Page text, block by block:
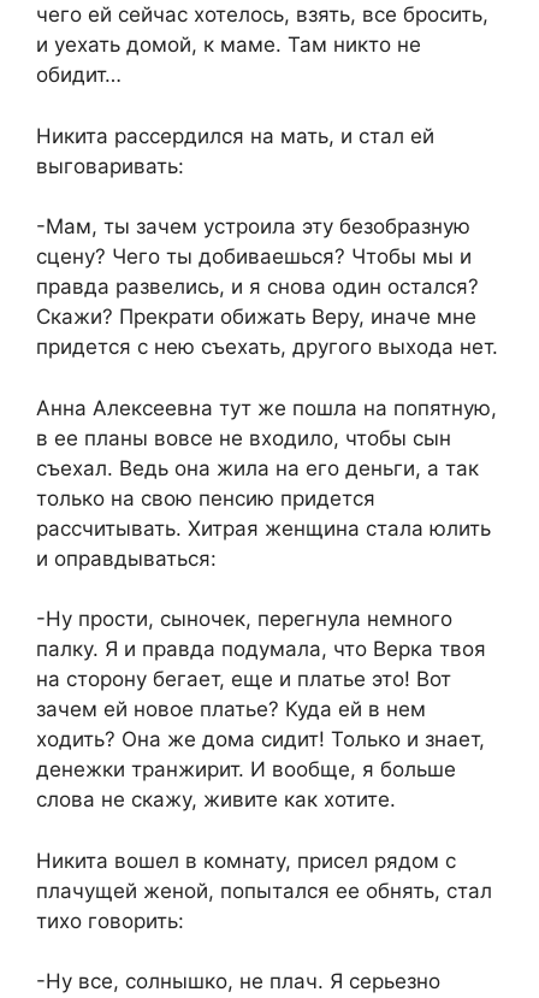
чего ей сейчас хотелось, взять, все бросить,
и уехать домой, к маме. Там никто не
обидит…
Никита рассердился на мать, и стал ей
выговаривать:
-Мам, ты зачем устроила эту безобразную
сцену? Чего ты добиваешься? Чтобы мы и
правда развелись, и я снова один остался?
Скажи? Прекрати обижать Веру, иначе мне
придется с нею съехать, другого выхода нет.
Анна Алексеевна тут же пошла на попятную,
в ее планы вовсе не входило, чтобы сын
съехал. Ведь она жила на его деньги, а так
только на свою пенсию придется
рассчитывать. Хитрая женщина стала юлить
и оправдываться:
-Ну прости, сыночек, перегнула немного
палку. Я и правда подумала, что Верка твоя
на сторону бегает, еще и платье это! Вот
зачем ей новое платье? Куда ей в нем
ходить? Она же дома сидит! Только и знает,
денежки транжирит. И вообще, я больше
слова не скажу, живите как хотите.
Никита вошел в комнату, присел рядом с
плачущей женой, попытался ее обнять, стал
тихо говорить:
-Ну все, солнышко, не плач. Я серьезно